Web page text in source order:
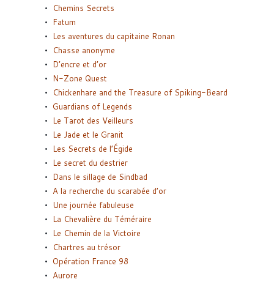
Chemins Secrets
Fatum
Les aventures du capitaine Ronan
Chasse anonyme
D’encre et d’or
N-Zone Quest
Chickenhare and the Treasure of Spiking-Beard
Guardians of Legends
Le Tarot des Veilleurs
Le Jade et le Granit
Les Secrets de l’Égide
Le secret du destrier
Dans le sillage de Sindbad
A la recherche du scarabée d’or
Une journée fabuleuse
La Chevalière du Téméraire
Le Chemin de la Victoire
Chartres au trésor
Opération France 98
Aurore